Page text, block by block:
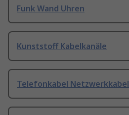
Funk Wand Uhren
Kunststoff Kabelkanäle
Telefonkabel Netzwerkkabel